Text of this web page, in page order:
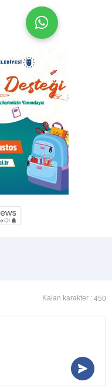
Kalan karakter : 450